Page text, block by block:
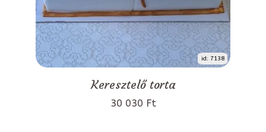
id: 7138
Keresztelő torta
30 030 Ft